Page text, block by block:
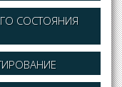
СОСТОЯНИЯ